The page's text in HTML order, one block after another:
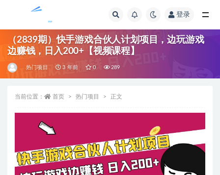
登录
（2839期）快手游戏合伙人计划项目，边玩游戏
边赚钱，日入200+【视频课程】
热门项目 3 年前 0 289
当前位置： 首页 热门项目 正文